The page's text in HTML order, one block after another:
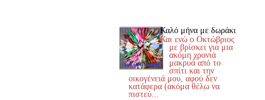
Καλό μήνα με δωράκι
Και ενώ ο Οκτώβριος
με βρίσκει για μια
ακόμη χρονιά
μακρυά από το
σπίτι και την
οικογένειά μου, αφού δεν
κατάφερα (ακόμα θέλω να
πιστεύ...